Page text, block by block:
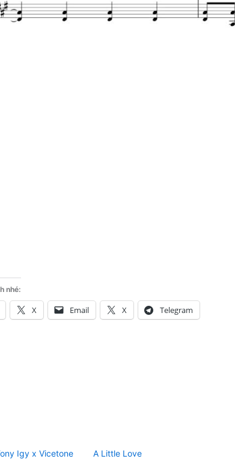
nhé:
X Email X Telegram
Igy x Vicetone A Little Love